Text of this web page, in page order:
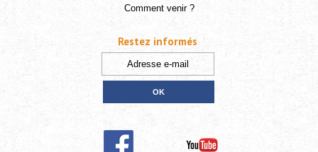
Comment venir ?
Restez informés